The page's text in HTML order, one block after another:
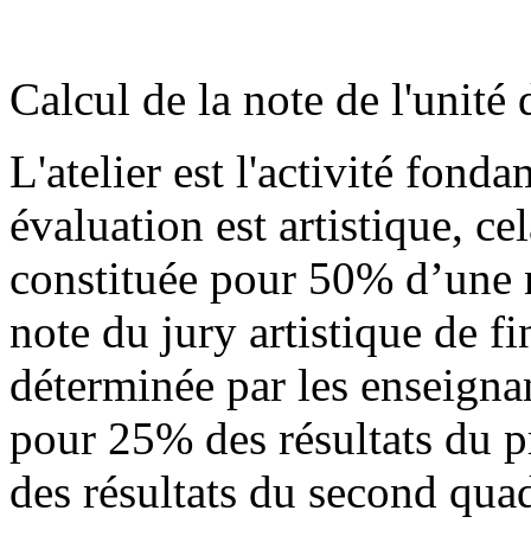
Calcul de la note de l'unité
L'atelier est l'activité
évaluation est artistique,
constituée pour 50%
note du jury artistique de
déterminée par les
pour 25% des résultats du
des résultats du second